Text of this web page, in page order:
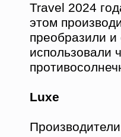
Travel 2024
этом
преобразили
использовали
Luxe